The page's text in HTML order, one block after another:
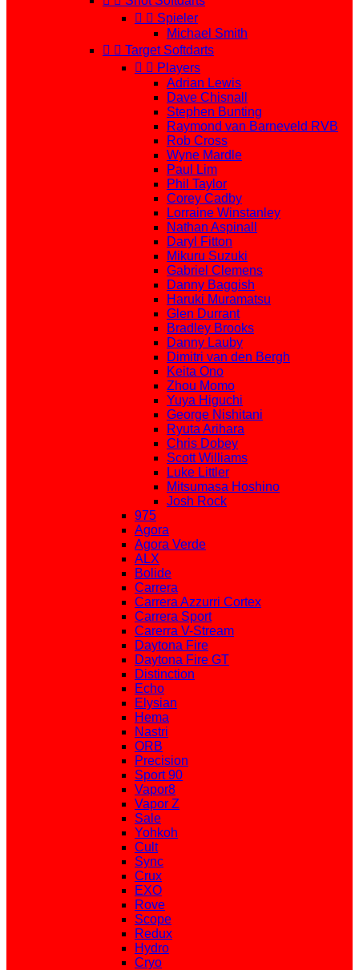
  Spieler
Michael Smith
  Target Softdarts
  Players
Adrian Lewis
Dave Chisnall
Stephen Bunting
Raymond van Barneveld RVB
Rob Cross
Wyne Mardle
Paul Lim
Phil Taylor
Corey Cadby
Lorraine Winstanley
Nathan Aspinall
Daryl Fitton
Mikuru Suzuki
Gabriel Clemens
Danny Baggish
Haruki Muramatsu
Glen Durrant
Bradley Brooks
Danny Lauby
Dimitri van den Bergh
Keita Ono
Zhou Momo
Yuya Higuchi
George Nishitani
Ryuta Arihara
Chris Dobey
Scott Williams
Luke Littler
Mitsumasa Hoshino
Josh Rock
975
Agora
Agora Verde
ALX
Bolide
Carrera
Carrera Azzurri Cortex
Carrera Sport
Carerra V-Stream
Daytona Fire
Daytona Fire GT
Distinction
Echo
Elysian
Hema
Nastri
ORB
Precision
Sport 90
Vapor8
Vapor Z
Sale
Yohkoh
Cult
Sync
Crux
EXO
Rove
Scope
Redux
Hydro
Cryo